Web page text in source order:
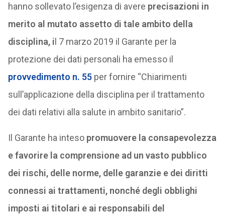
hanno sollevato l’esigenza di avere precisazioni in
merito al mutato assetto di tale ambito della
disciplina, i l 7 marzo 2019 il Garante per la
protezione dei dati personali ha emesso il
provvedimento n. 55per fornire “Chiarimenti
sull’applicazione della disciplina per il trattamento
dei dati relativi alla salute in ambito sanitario”.
Il Garante ha intesopromuovere la consapevolezza
e favorire la comprensione ad un vasto pubblico
dei rischi, delle norme, delle garanzie e dei diritti
connessi ai trattamenti, nonché degli obblighi
imposti ai titolari e ai responsabili del